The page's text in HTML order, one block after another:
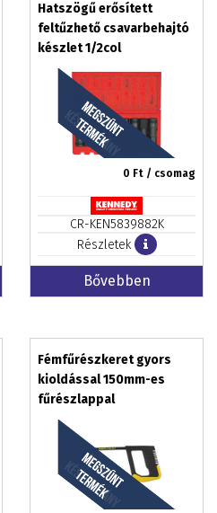
Hatszögű erősített
feltűzhető csavarbehajtó
készlet 1/2col
meghajtóval (10 db-os)
0 Ft / csomag
CR-KEN5839882K
Részletek
Bővebben
Fémfűrészkeret gyors
kioldással 150mm-es
fűrészlappal